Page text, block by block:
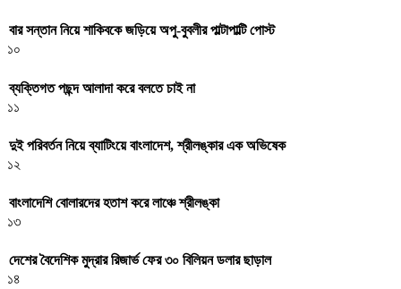
বার সন্তান নিয়ে শাকিবকে জড়িয়ে অপু-বুবলীর পাল্টাপাল্টি পোস্ট
১০
ব্যক্তিগত পছন্দ আলাদা করে বলতে চাই না
১১
দুই পরিবর্তন নিয়ে ব্যাটিংয়ে বাংলাদেশ, শ্রীলঙ্কার এক অভিষেক
১২
বাংলাদেশি বোলারদের হতাশ করে লাঞ্চে শ্রীলঙ্কা
১৩
দেশের বৈদেশিক মুদ্রার রিজার্ভ ফের ৩০ বিলিয়ন ডলার ছাড়াল
১৪